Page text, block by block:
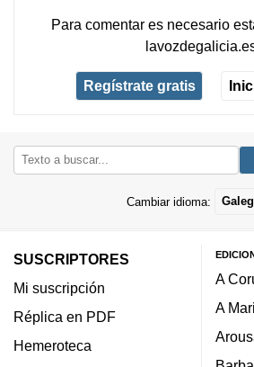
Para comentar es necesario
Regístrate gratis
Cambiar idioma:
SUSCRIPTORES
Mi suscripción
Réplica en PDF
Hemeroteca
A
A